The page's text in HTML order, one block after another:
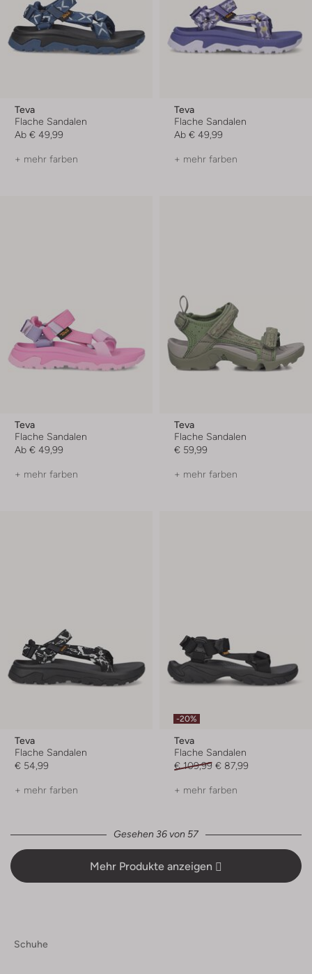
Teva
Flache Sandalen
Ab € 49,99
+ mehr farben
Teva
Flache Sandalen
Ab € 49,99
+ mehr farben
Teva
Flache Sandalen
Ab € 49,99
+ mehr farben
Teva
Flache Sandalen
€ 59,99
+ mehr farben
Teva
Flache Sandalen
€ 54,99
+ mehr farben
-20%
Teva
Flache Sandalen
€ 109,99 € 87,99
+ mehr farben
Gesehen 36 von 57
Mehr Produkte anzeigen
Schuhe